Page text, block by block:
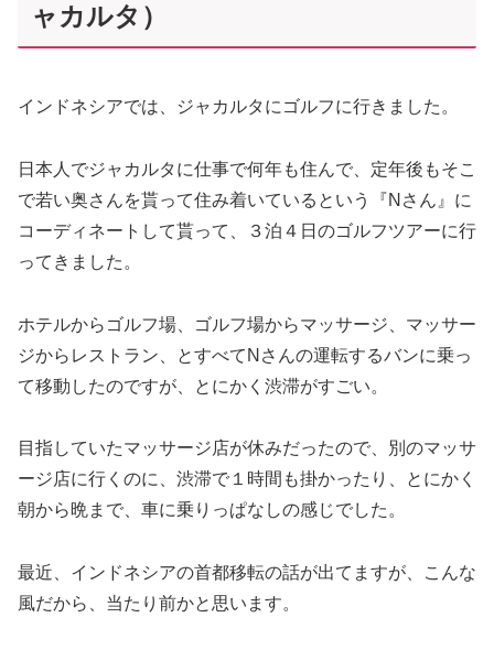
ャカルタ）
インドネシアでは、ジャカルタにゴルフに行きました。
日本人でジャカルタに仕事で何年も住んで、定年後もそこ
で若い奥さんを貰って住み着いているという『Nさん』に
コーディネートして貰って、３泊４日のゴルフツアーに行
ってきました。
ホテルからゴルフ場、ゴルフ場からマッサージ、マッサー
ジからレストラン、とすべてNさんの運転するバンに乗っ
て移動したのですが、とにかく渋滞がすごい。
目指していたマッサージ店が休みだったので、別のマッサ
ージ店に行くのに、渋滞で１時間も掛かったり、とにかく
朝から晩まで、車に乗りっぱなしの感じでした。
最近、インドネシアの首都移転の話が出てますが、こんな
風だから、当たり前かと思います。